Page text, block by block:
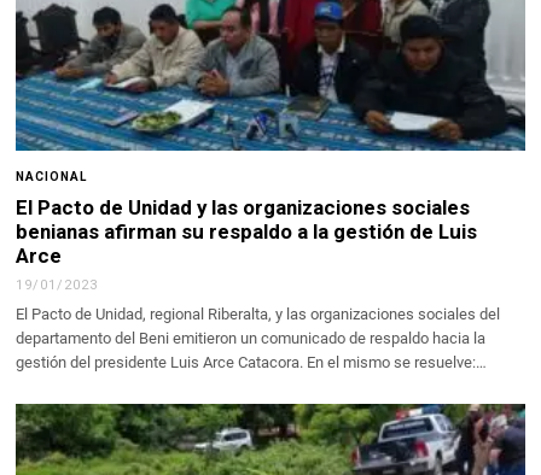
NACIONAL
El Pacto de Unidad y las organizaciones sociales
benianas afirman su respaldo a la gestión de Luis
Arce
19/01/2023
El Pacto de Unidad, regional Riberalta, y las organizaciones sociales del
departamento del Beni emitieron un comunicado de respaldo hacia la
gestión del presidente Luis Arce Catacora. En el mismo se resuelve:…